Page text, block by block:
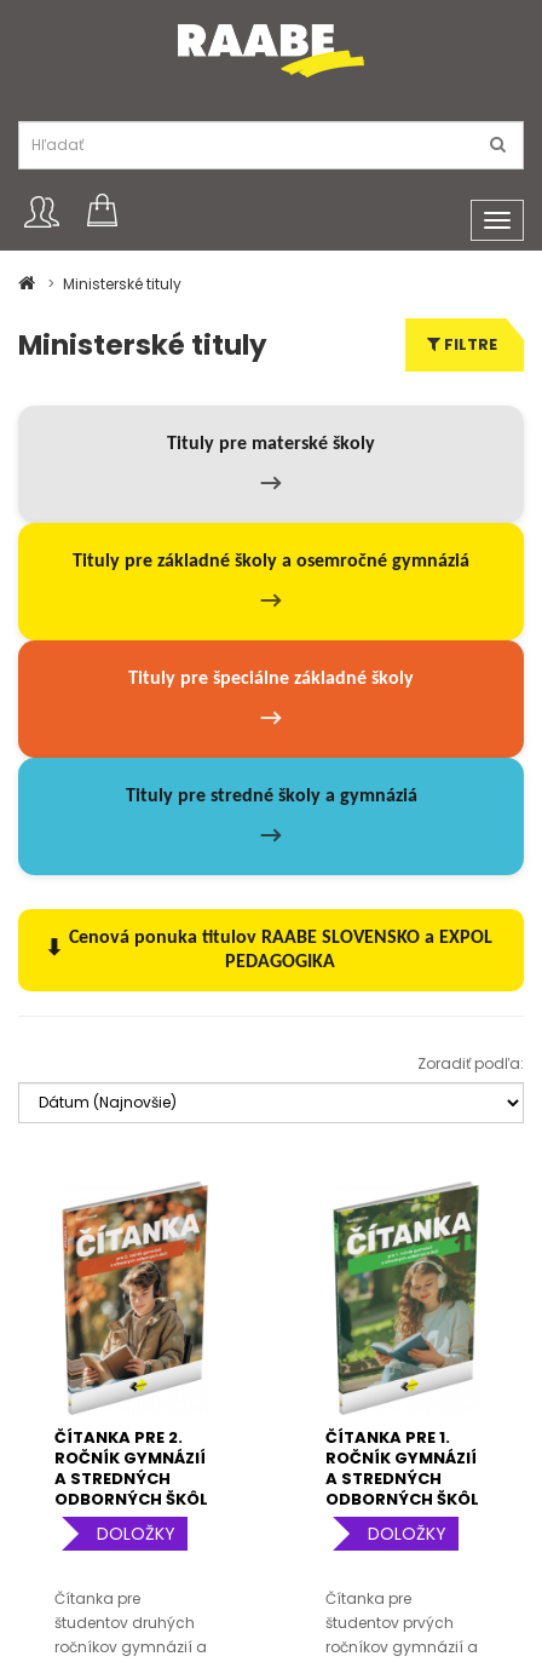
Ministerské tituly
Ministerské tituly FILTRE
Tituly pre materské školy
→
Tituly pre základné školy a osemročné gymnáziá
→
Tituly pre špeciálne základné školy
→
Tituly pre stredné školy a gymnáziá
→
⬇ Cenová ponuka titulov RAABE SLOVENSKO a EXPOL
PEDAGOGIKA
Zoradiť podľa:
ČÍTANKA PRE 2.
ROČNÍK GYMNÁZIÍ
A STREDNÝCH
ODBORNÝCH ŠKÔL
DOLOŽKY
Čítanka pre
študentov druhých
ročníkov gymnázií a
ČÍTANKA PRE 1.
ROČNÍK GYMNÁZIÍ
A STREDNÝCH
ODBORNÝCH ŠKÔL
DOLOŽKY
Čítanka pre
študentov prvých
ročníkov gymnázií a